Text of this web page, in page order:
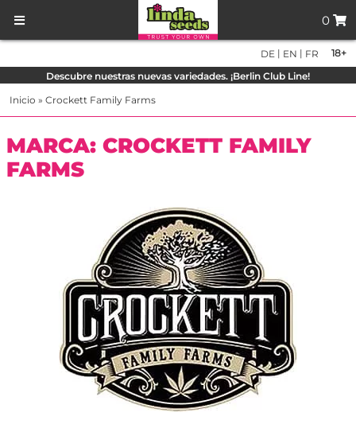
0
18+
DE | EN | FR
Descubre nuestras nuevas variedades. ¡Berlin Club Line!
Inicio » Crockett Family Farms
MARCA: CROCKETT FAMILY
FARMS